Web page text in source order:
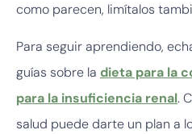
como parecen, limítalos
Para seguir aprendiendo,
guías sobre la dieta para la
para la insuficiencia renal.
salud puede darte un plan a